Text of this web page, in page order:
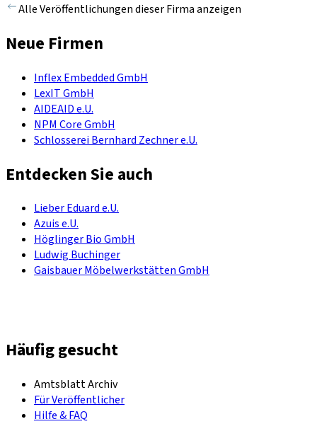
Alle Veröffentlichungen dieser Firma anzeigen
Neue Firmen
Inflex Embedded GmbH
LexIT GmbH
AIDEAID e.U.
NPM Core GmbH
Schlosserei Bernhard Zechner e.U.
Entdecken Sie auch
Lieber Eduard e.U.
Azuis e.U.
Höglinger Bio GmbH
Ludwig Buchinger
Gaisbauer Möbelwerkstätten GmbH
Häufig gesucht
Amtsblatt Archiv
Für Veröffentlicher
Hilfe & FAQ